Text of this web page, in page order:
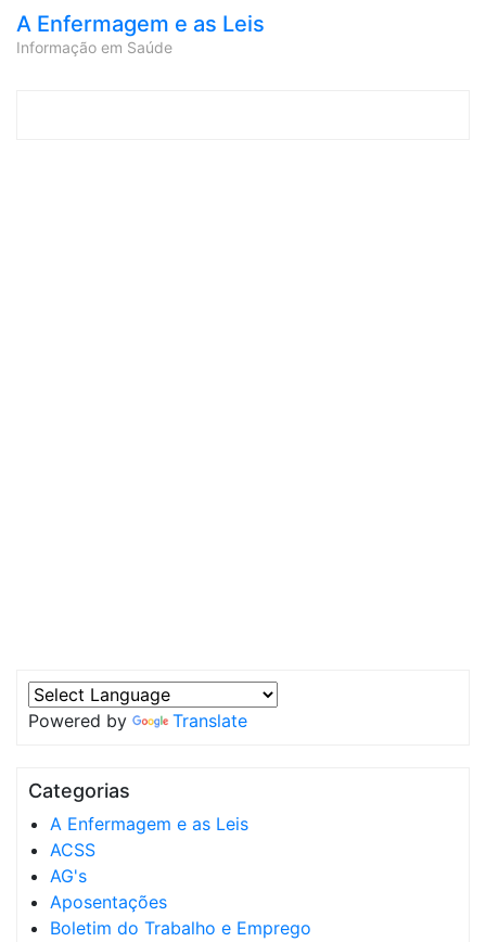
A Enfermagem e as Leis
Informação em Saúde
Powered by Translate
Categorias
A Enfermagem e as Leis
ACSS
AG's
Aposentações
Boletim do Trabalho e Emprego